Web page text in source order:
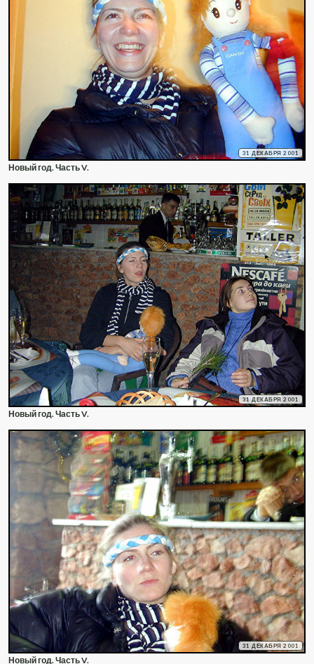
31 ДЕКАБРЯ 2001
Новый год. Часть V.
31 ДЕКАБРЯ 2001
Новый год. Часть V.
31 ДЕКАБРЯ 2001
Новый год. Часть V.